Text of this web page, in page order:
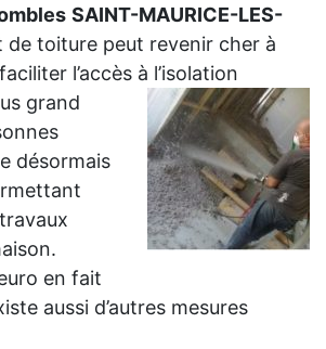
SAINT-MAURICE-LES-
de toiture peut revenir cher à
l’accès à l’isolation
grand
désormais
en fait
aussi d’autres mesures